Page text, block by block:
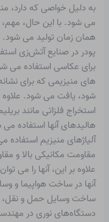
به دلیل خواصی که دارد،
می شود. با این حال،
همان زمان تولید می
پودر در صنایع آتش‌زی
برای عکاسی استفاده می
های منیزیمی که برای
شود، یافت می شود. علاوه
استخراج فلزاتی مانند
هالیدهای آنها استفاده
آلیاژهای منیزیم استفاده
مقاومت مکانیکی بالا و
علاوه بر این، آنها را می
آنها در ساخت هواپیما و
ساخت وسایل حمل و نقل،
دستگاه‌های نوری در